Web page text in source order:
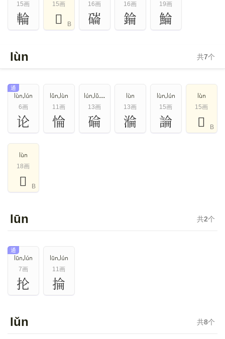
15画
輪
15画
𧱜 B
16画
磮
16画
錀
19画
鯩
lùn 共7个
lùn,lún
6画
通
论
lǔn,lùn
11画
惀
lún,lǔn,lùn
13画
碖
lùn
13画
溣
lùn,lún
15画
論
lùn
15画
𧣵 B
lùn
18画
𡃝 B
lūn 共2个
lūn,lún
7画
通
抡
lūn,lún
11画
掄
lǔn 共8个